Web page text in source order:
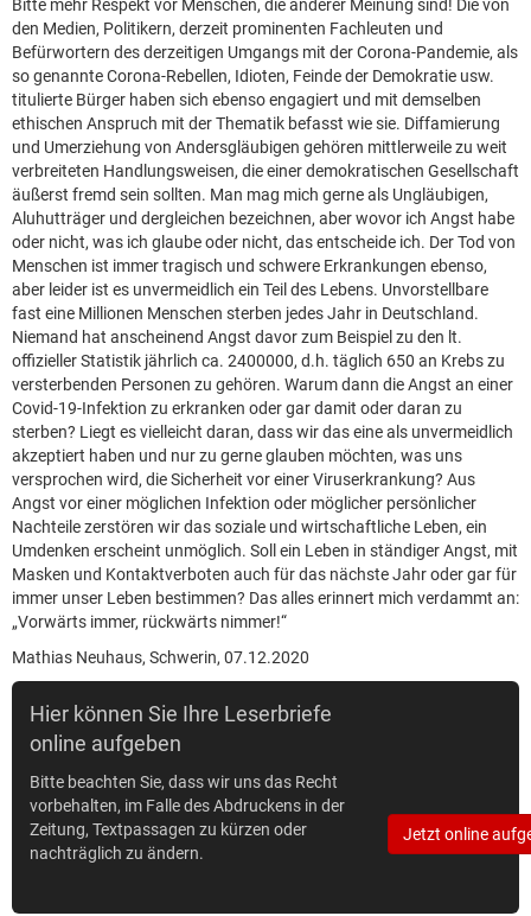
Kontakt
Bitte mehr Respekt vor Menschen, die anderer Meinung sind! Die von
den Medien, Politikern, derzeit prominenten Fachleuten und
Befürwortern des derzeitigen Umgangs mit der Corona-Pandemie, als
so genannte Corona-Rebellen, Idioten, Feinde der Demokratie usw.
titulierte Bürger haben sich ebenso engagiert und mit demselben
ethischen Anspruch mit der Thematik befasst wie sie. Diffamierung
und Umerziehung von Andersgläubigen gehören mittlerweile zu weit
verbreiteten Handlungsweisen, die einer demokratischen Gesellschaft
äußerst fremd sein sollten. Man mag mich gerne als Ungläubigen,
Aluhutträger und dergleichen bezeichnen, aber wovor ich Angst habe
oder nicht, was ich glaube oder nicht, das entscheide ich. Der Tod von
Menschen ist immer tragisch und schwere Erkrankungen ebenso,
aber leider ist es unvermeidlich ein Teil des Lebens. Unvorstellbare
fast eine Millionen Menschen sterben jedes Jahr in Deutschland.
Niemand hat anscheinend Angst davor zum Beispiel zu den lt.
offizieller Statistik jährlich ca. 2400000, d.h. täglich 650 an Krebs zu
versterbenden Personen zu gehören. Warum dann die Angst an einer
Covid-19-Infektion zu erkranken oder gar damit oder daran zu
sterben? Liegt es vielleicht daran, dass wir das eine als unvermeidlich
akzeptiert haben und nur zu gerne glauben möchten, was uns
versprochen wird, die Sicherheit vor einer Viruserkrankung? Aus
Angst vor einer möglichen Infektion oder möglicher persönlicher
Nachteile zerstören wir das soziale und wirtschaftliche Leben, ein
Umdenken erscheint unmöglich. Soll ein Leben in ständiger Angst, mit
Masken und Kontaktverboten auch für das nächste Jahr oder gar für
immer unser Leben bestimmen? Das alles erinnert mich verdammt an:
„Vorwärts immer, rückwärts nimmer!“
Mathias Neuhaus, Schwerin, 07.12.2020
Hier können Sie Ihre Leserbriefe
online aufgeben
Bitte beachten Sie, dass wir uns das Recht
vorbehalten, im Falle des Abdruckens in der
Zeitung, Textpassagen zu kürzen oder
nachträglich zu ändern.
Jetzt online